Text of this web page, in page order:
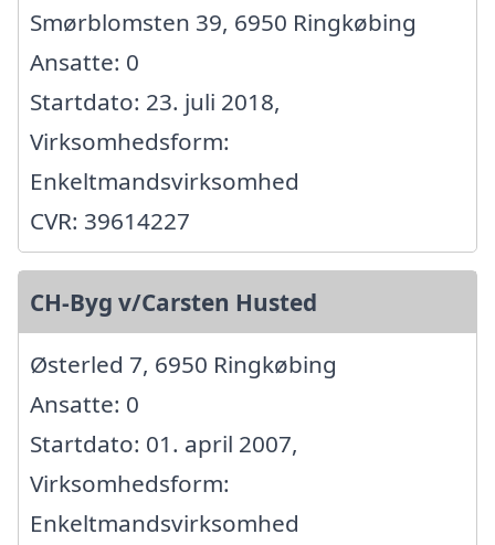
Smørblomsten 39, 6950 Ringkøbing
Ansatte: 0
Startdato: 23. juli 2018,
Virksomhedsform:
Enkeltmandsvirksomhed
CVR: 39614227
CH-Byg v/Carsten Husted
Østerled 7, 6950 Ringkøbing
Ansatte: 0
Startdato: 01. april 2007,
Virksomhedsform:
Enkeltmandsvirksomhed